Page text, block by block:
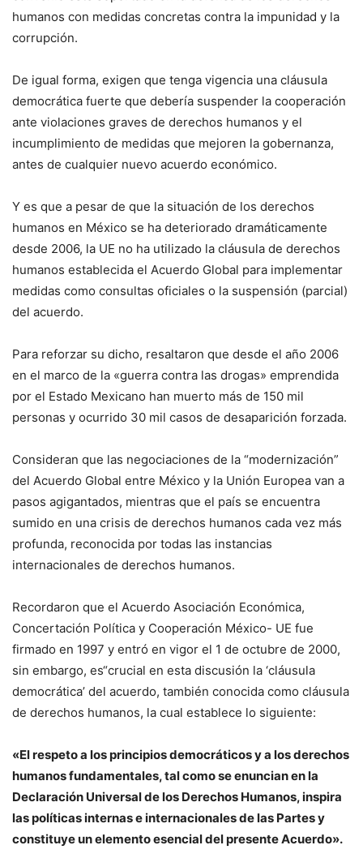
humanos con medidas concretas contra la impunidad y la
corrupción.
De igual forma, exigen que tenga vigencia una cláusula
democrática fuerte que debería suspender la cooperación
ante violaciones graves de derechos humanos y el
incumplimiento de medidas que mejoren la gobernanza,
antes de cualquier nuevo acuerdo económico.
Y es que a pesar de que la situación de los derechos
humanos en México se ha deteriorado dramáticamente
desde 2006, la UE no ha utilizado la cláusula de derechos
humanos establecida el Acuerdo Global para implementar
medidas como consultas oficiales o la suspensión (parcial)
del acuerdo.
Para reforzar su dicho, resaltaron que desde el año 2006
en el marco de la «guerra contra las drogas» emprendida
por el Estado Mexicano han muerto más de 150 mil
personas y ocurrido 30 mil casos de desaparición forzada.
Consideran que las negociaciones de la “modernización”
del Acuerdo Global entre México y la Unión Europea van a
pasos agigantados, mientras que el país se encuentra
sumido en una crisis de derechos humanos cada vez más
profunda, reconocida por todas las instancias
internacionales de derechos humanos.
Recordaron que el Acuerdo Asociación Económica,
Concertación Política y Cooperación México- UE fue
firmado en 1997 y entró en vigor el 1 de octubre de 2000,
sin embargo, es“crucial en esta discusión la ‘cláusula
democrática’ del acuerdo, también conocida como cláusula
de derechos humanos, la cual establece lo siguiente:
«El respeto a los principios democráticos y a los derechos
humanos fundamentales, tal como se enuncian en la
Declaración Universal de los Derechos Humanos, inspira
las políticas internas e internacionales de las Partes y
constituye un elemento esencial del presente Acuerdo».